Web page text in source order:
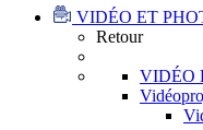
VIDÉO ET
Retour
VIDÉO